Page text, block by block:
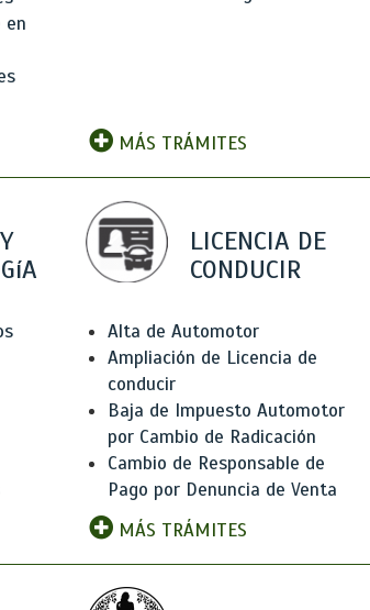
en
MÁS TRÁMITES
LICENCIA DE
CONDUCIR
Alta de Automotor
Ampliación de Licencia de
conducir
Baja de Impuesto Automotor
por Cambio de Radicación
Cambio de Responsable de
Pago por Denuncia de Venta
MÁS TRÁMITES